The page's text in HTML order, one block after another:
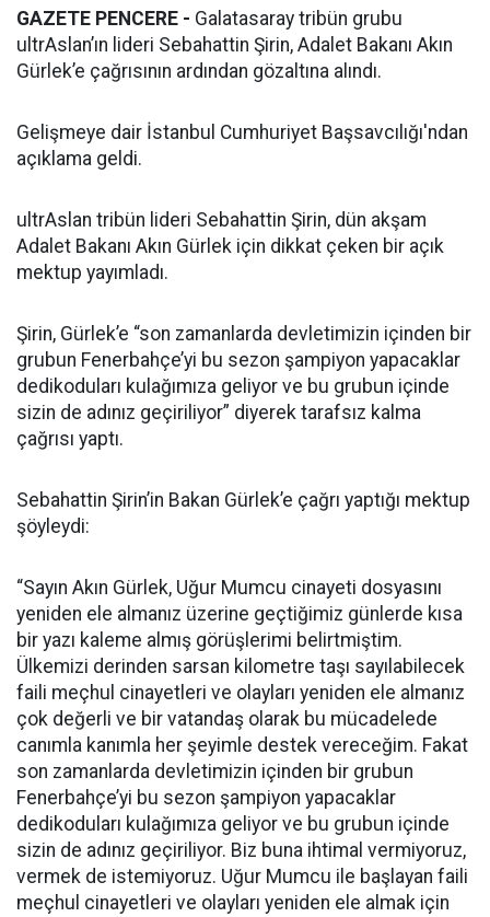
GAZETE PENCERE - Galatasaray tribün grubu
ultrAslan’ın lideri Sebahattin Şirin, Adalet Bakanı Akın
Gürlek’e çağrısının ardından gözaltına alındı.
Gelişmeye dair İstanbul Cumhuriyet Başsavcılığı'ndan
açıklama geldi.
ultrAslan tribün lideri Sebahattin Şirin, dün akşam
Adalet Bakanı Akın Gürlek için dikkat çeken bir açık
mektup yayımladı.
Şirin, Gürlek’e “son zamanlarda devletimizin içinden bir
grubun Fenerbahçe’yi bu sezon şampiyon yapacaklar
dedikoduları kulağımıza geliyor ve bu grubun içinde
sizin de adınız geçiriliyor” diyerek tarafsız kalma
çağrısı yaptı.
Sebahattin Şirin’in Bakan Gürlek’e çağrı yaptığı mektup
şöyleydi:
“Sayın Akın Gürlek, Uğur Mumcu cinayeti dosyasını
yeniden ele almanız üzerine geçtiğimiz günlerde kısa
bir yazı kaleme almış görüşlerimi belirtmiştim.
Ülkemizi derinden sarsan kilometre taşı sayılabilecek
faili meçhul cinayetleri ve olayları yeniden ele almanız
çok değerli ve bir vatandaş olarak bu mücadelede
canımla kanımla her şeyimle destek vereceğim. Fakat
son zamanlarda devletimizin içinden bir grubun
Fenerbahçe’yi bu sezon şampiyon yapacaklar
dedikoduları kulağımıza geliyor ve bu grubun içinde
sizin de adınız geçiriliyor. Biz buna ihtimal vermiyoruz,
vermek de istemiyoruz. Uğur Mumcu ile başlayan faili
meçhul cinayetleri ve olayları yeniden ele almak için